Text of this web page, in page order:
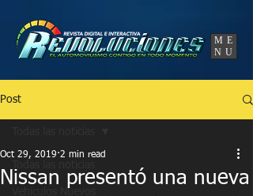
ME
NU
Post
Nissan presentó una nueva
Oct 29, 2019 2 min read